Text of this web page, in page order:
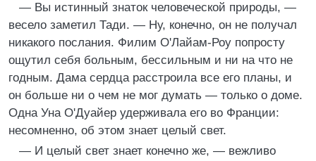
— Вы истинный знаток человеческой природы, —
весело заметил Тади. — Ну, конечно, он не получал
никакого послания. Филим О'Лайам-Роу попросту
ощутил себя больным, бессильным и ни на что не
годным. Дама сердца расстроила все его планы, и
он больше ни о чем не мог думать — только о доме.
Одна Уна О'Дуайер удерживала его во Франции:
несомненно, об этом знает целый свет.
— И целый свет знает конечно же, — вежливо